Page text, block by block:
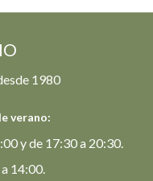
1980
verano:
y de 17:30 a 20:30.
14:00.